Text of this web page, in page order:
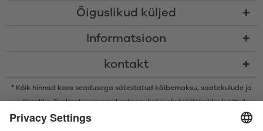
Õiguslikud küljed
Informatsioon
kontakt
* Kõik hinnad koos seadusega sätestatud käibemaksu, saatekulude ja
võimalike järelmaksu osamaksetega, kui ei ole teisiti kokku lepitud
* Bluetooth®-i sõnamärk ja logod on ettevõtte Bluetooth SIG, Inc.